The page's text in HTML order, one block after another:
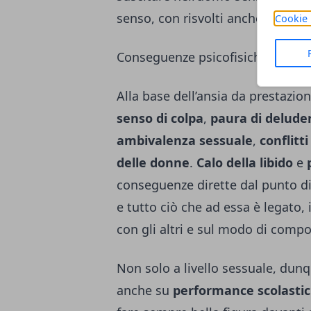
Cookie
senso, con risvolti anche in
Conseguenze psicofisiche e
Alla base dell’ansia da
senso di colpa, paura di
ambivalenza sessuale, conflitti
delle donne. Calo della libido e
conseguenze dirette dal punto
e tutto ciò che ad essa è
con gli altri e sul modo di
Non solo a livello sessuale,
anche su performance